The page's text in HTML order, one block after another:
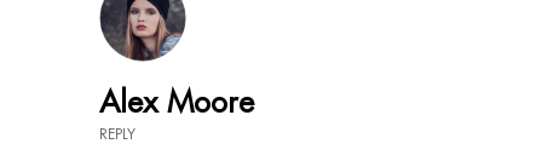
Alex Moore
REPLY